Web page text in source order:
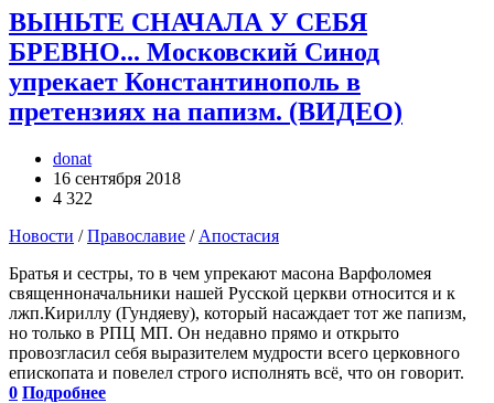
ВЫНЬТЕ СНАЧАЛА У СЕБЯ
БРЕВНО... Московский Синод
упрекает Константинополь в
претензиях на папизм. (ВИДЕО)
donat
16 сентября 2018
4 322
Новости /Православие / Апостасия
Братья и сестры, то в чем упрекают масона Варфоломея
священноначальники нашей Русской церкви относится и к
лжп.Кириллу (Гундяеву), который насаждает тот же папизм,
но только в РПЦ МП. Он недавно прямо и открыто
провозгласил себя выразителем мудрости всего церковного
епископата и повелел строго исполнять всё, что он говорит.
0 Подробнее